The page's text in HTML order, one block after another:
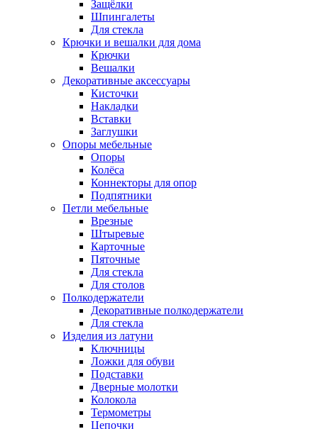
Защёлки
Шпингалеты
Для стекла
Крючки и вешалки для дома
Крючки
Вешалки
Декоративные аксессуары
Кисточки
Накладки
Вставки
Заглушки
Опоры мебельные
Опоры
Колёса
Коннекторы для опор
Подпятники
Петли мебельные
Врезные
Штыревые
Карточные
Пяточные
Для стекла
Для столов
Полкодержатели
Декоративные полкодержатели
Для стекла
Изделия из латуни
Ключницы
Ложки для обуви
Подставки
Дверные молотки
Колокола
Термометры
Цепочки